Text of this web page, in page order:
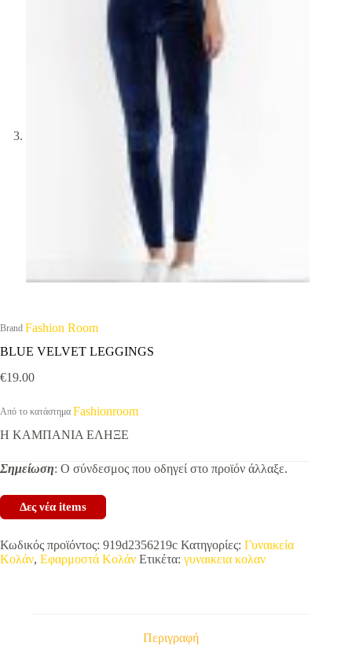
Brand Fashion Room
BLUE VELVET LEGGINGS
€19.00
Από το κατάστημα Fashionroom
Η ΚΑΜΠΑΝΙΑ ΕΛΗΞΕ
Σημείωση: Ο σύνδεσμος που οδηγεί στο προϊόν άλλαξε.
Δες νέα items
Κωδικός προϊόντος: 919d2356219c Κατηγορίες: Γυναικεία
Κολάν, Εφαρμοστά Κολάν Ετικέτα: γυναικεια κολαν
Περιγραφή